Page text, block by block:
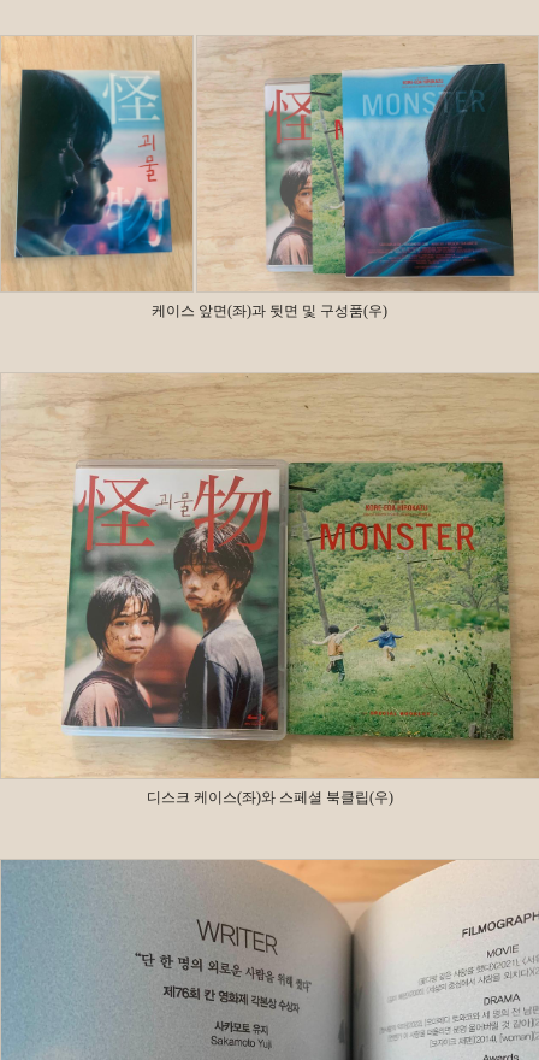
케이스 앞면(좌)과 뒷면 및 구성품(우)
디스크 케이스(좌)와 스페셜 북클립(우)